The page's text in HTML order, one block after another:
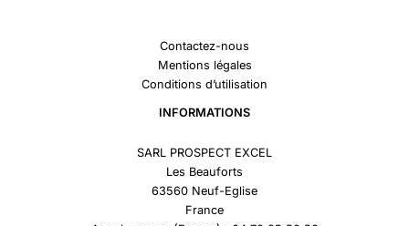
Contactez-nous
Mentions légales
Conditions d’utilisation
INFORMATIONS
SARL PROSPECT EXCEL
Les Beauforts
63560 Neuf-Eglise
France